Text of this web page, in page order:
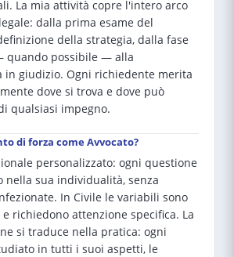
La mia attività copre l'intero arco
dalla prima esame del
della strategia, dalla fase
quando possibile — alla
in giudizio. Ogni richiedente merita
dove si trova e dove può
qualsiasi impegno.
di forza come Avvocato?
personalizzato: ogni questione
nella sua individualità, senza
In Civile le variabili sono
richiedono attenzione specifica. La
si traduce nella pratica: ogni
in tutti i suoi aspetti, le